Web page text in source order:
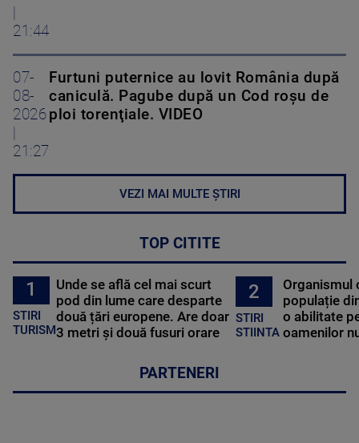
21:44
07-
08-
2026
21:27
Furtuni puternice au lovit România după
caniculă. Pagube după un Cod roşu de
ploi torenţiale. VIDEO
VEZI MAI MULTE ȘTIRI
TOP CITITE
1
STIRI
TURISM
Unde se află cel mai scurt
pod din lume care desparte
două țări europene. Are doar
3 metri și două fusuri orare
2
STIRI
STIINTA
Organismul
populație
o abilitate
oamenilor
PARTENERI